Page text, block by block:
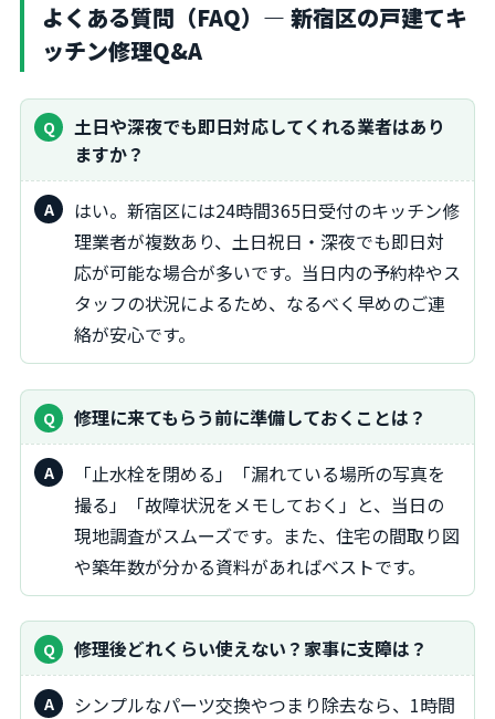
よくある質問（FAQ）— 新宿区の戸建てキ
ッチン修理Q&A
土日や深夜でも即日対応してくれる業者はあり
ますか？
はい。新宿区には24時間365日受付のキッチン修
理業者が複数あり、土日祝日・深夜でも即日対
応が可能な場合が多いです。当日内の予約枠やス
タッフの状況によるため、なるべく早めのご連
絡が安心です。
修理に来てもらう前に準備しておくことは？
「止水栓を閉める」「漏れている場所の写真を
撮る」「故障状況をメモしておく」と、当日の
現地調査がスムーズです。また、住宅の間取り図
や築年数が分かる資料があればベストです。
修理後どれくらい使えない？家事に支障は？
シンプルなパーツ交換やつまり除去なら、1時間